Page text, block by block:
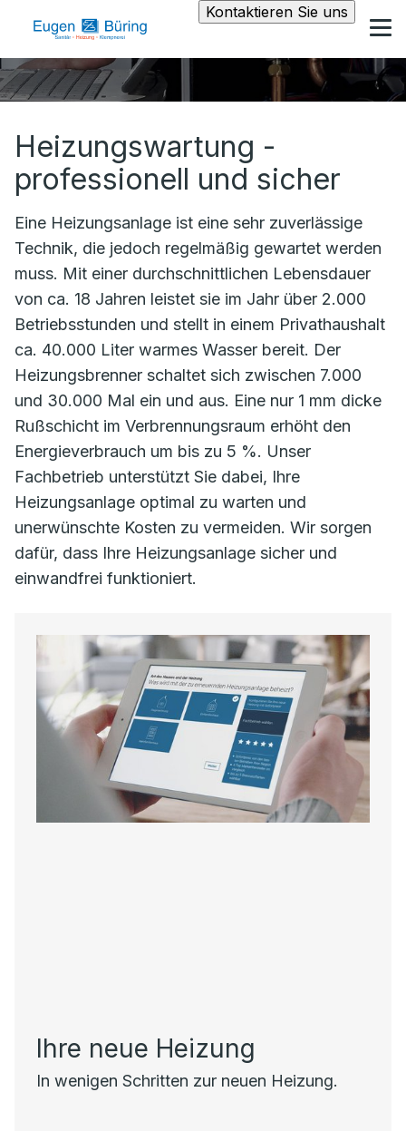
Kontaktieren Sie uns
Heizungswartung -
professionell und sicher
Eine Heizungsanlage ist eine sehr zuverlässige
Technik, die jedoch regelmäßig gewartet werden
muss. Mit einer durchschnittlichen Lebensdauer
von ca. 18 Jahren leistet sie im Jahr über 2.000
Betriebsstunden und stellt in einem Privathaushalt
ca. 40.000 Liter warmes Wasser bereit. Der
Heizungsbrenner schaltet sich zwischen 7.000
und 30.000 Mal ein und aus. Eine nur 1 mm dicke
Rußschicht im Verbrennungsraum erhöht den
Energieverbrauch um bis zu 5 %. Unser
Fachbetrieb unterstützt Sie dabei, Ihre
Heizungsanlage optimal zu warten und
unerwünschte Kosten zu vermeiden. Wir sorgen
dafür, dass Ihre Heizungsanlage sicher und
einwandfrei funktioniert.
Ihre neue Heizung
In wenigen Schritten zur neuen Heizung.